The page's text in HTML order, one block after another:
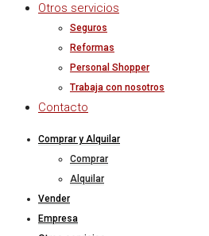
Otros servicios
Seguros
Reformas
Personal Shopper
Trabaja con nosotros
Contacto
Comprar y Alquilar
Comprar
Alquilar
Vender
Empresa